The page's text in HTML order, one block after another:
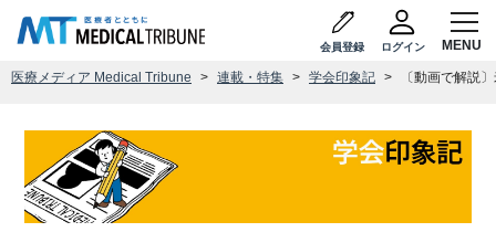
会員登録 ログイン
医療メディア Medical Tribune 連載・特集 学会印象記 〔動画で解説